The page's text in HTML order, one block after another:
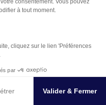
à tout moment.
cliquez sur le lien 'Préférences
par
Valider & Fermer
à Responsabilité
de l’associé
le gérant
sur les
étant un